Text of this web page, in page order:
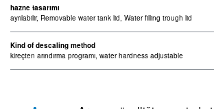
hazne tasarımı
ayrılabilir, Removable water tank lid, Water filling trough lid
Kind of descaling method
kireçten arındırma programı, water hardness adjustable